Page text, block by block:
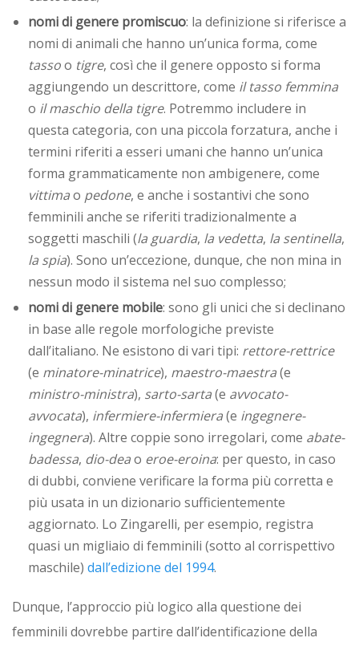
nomi di genere promiscuo: la definizione si riferisce a
nomi di animali che hanno un’unica forma, come
tassoo tigre, così che il genere opposto si forma
aggiungendo un descrittore, come il tasso femmina
o il maschio della tigre. Potremmo includere in
questa categoria, con una piccola forzatura, anche i
termini riferiti a esseri umani che hanno un’unica
forma grammaticamente non ambigenere, come
vittimao pedone, e anche i sostantivi che sono
femminili anche se riferiti tradizionalmente a
soggetti maschili (la guardia, la vedetta, la sentinella,
la spia). Sono un’eccezione, dunque, che non mina in
nessun modo il sistema nel suo complesso;
nomi di genere mobile: sono gli unici che si declinano
in base alle regole morfologiche previste
dall’italiano. Ne esistono di vari tipi: rettore-rettrice
(e minatore-minatrice), maestro-maestra(e
ministro-ministra), sarto-sarta(e avvocato-
avvocata), infermiere-infermiera(e ingegnere-
ingegnera). Altre coppie sono irregolari, come abate-
badessa, dio-deao eroe-eroina: per questo, in caso
di dubbi, conviene verificare la forma più corretta e
più usata in un dizionario sufficientemente
aggiornato. Lo Zingarelli, per esempio, registra
quasi un migliaio di femminili (sotto al corrispettivo
maschile) dall’edizione del 1994.
Dunque, l’approccio più logico alla questione dei
femminili dovrebbe partire dall’identificazione della